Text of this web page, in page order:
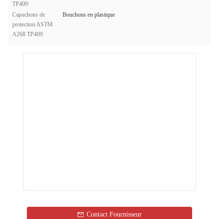
TP409:
Capuchons de
protection ASTM
A268 TP409:
Bouchons en plastique
Contact Fournisseur